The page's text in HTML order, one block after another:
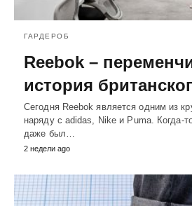
ГАРДЕРОБ
Reebok –
история
Сегодня Reebok является одним из
наряду с adidas, Nike и Puma. Когда-
даже был…
2 недели ago